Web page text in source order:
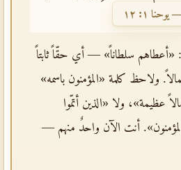
يوحنا ١: ١٢
«أعطاهم سلطاناً» — أي حقّاً ثابتاً
ولاحظ كلمة «المؤمنون باسمه»
عظيمة»، ولا «الذين أتمّوا
أنت الآن واحدٌ منهم —